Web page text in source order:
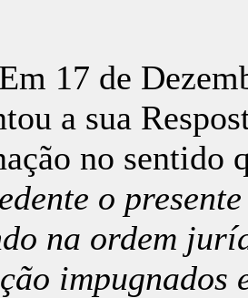
17 de
a sua
no sentido
o
na ordem
impugnados